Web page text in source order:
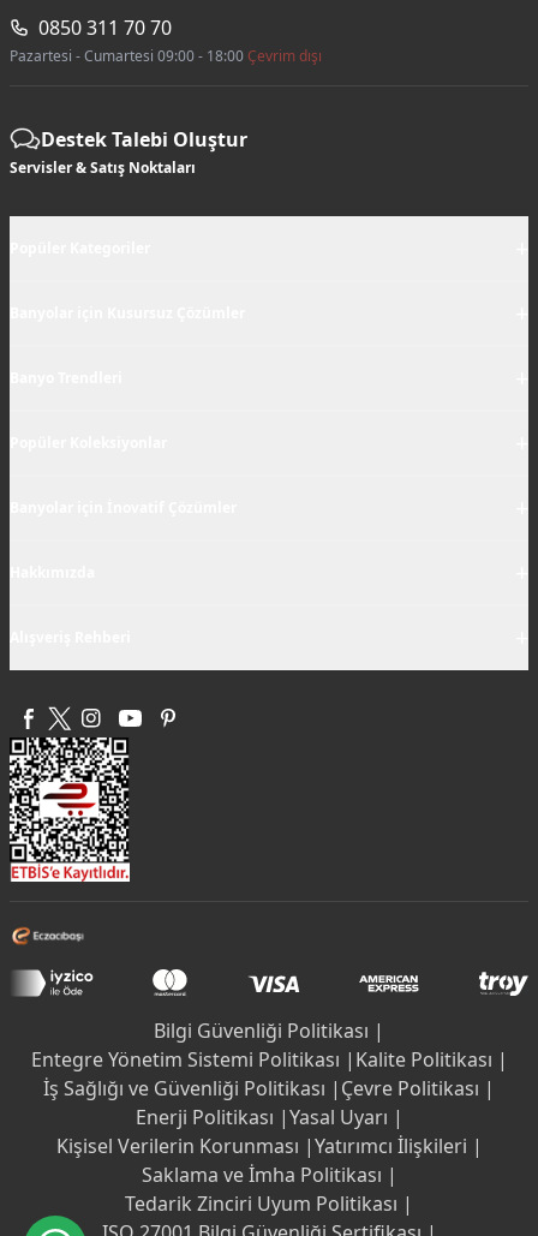
0850 311 70 70
Pazartesi - Cumartesi 09:00 - 18:00Çevrim dışı
Destek Talebi Oluştur
Servisler & Satış Noktaları
Bilgi Güvenliği Politikası |
Entegre Yönetim Sistemi Politikası | Kalite Politikası |
İş Sağlığı ve Güvenliği Politikası | Çevre Politikası |
Enerji Politikası |Yasal Uyarı |
Kişisel Verilerin Korunması |Yatırımcı İlişkileri |
Saklama ve İmha Politikası |
Tedarik Zinciri Uyum Politikası |